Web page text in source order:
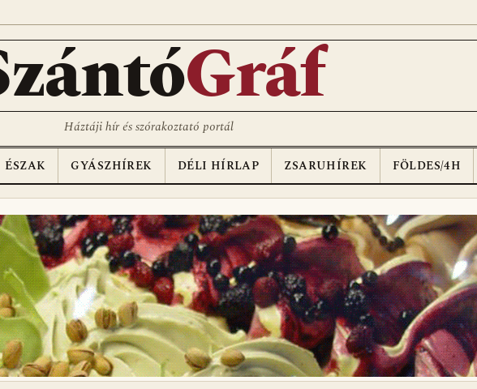
Gráf
Háztáji hír és szórakoztató portál
ÉSZAK GYÁSZHÍREK DÉLI HÍRLAP ZSARUHÍREK FÖLDES/4H